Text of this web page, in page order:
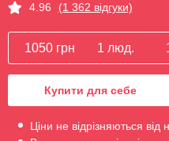
4.96 (1 362 відгуки)
1050 грн 1 люд.
Купити для себе
Ціни не відрізняються від